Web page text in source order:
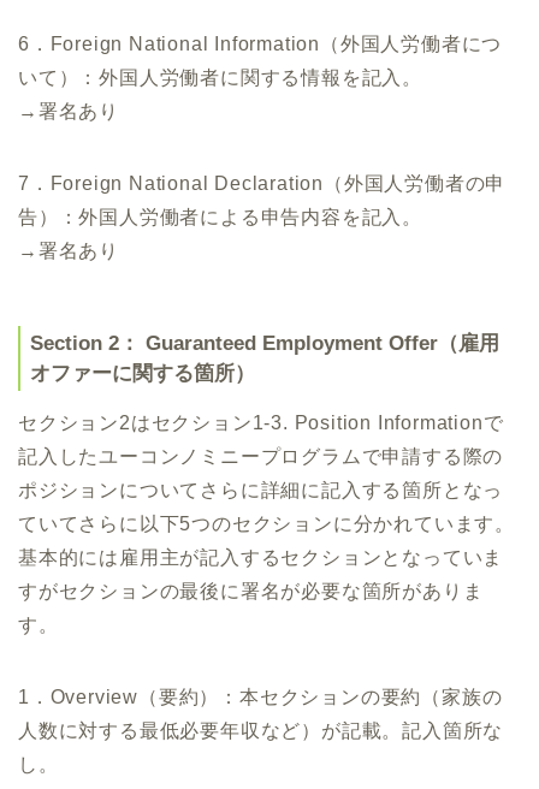
6．Foreign National Information（外国人労働者につ
いて）：外国人労働者に関する情報を記入。
→署名あり
7．Foreign National Declaration（外国人労働者の申
告）：外国人労働者による申告内容を記入。
→署名あり
Section 2： Guaranteed Employment Offer（雇用
オファーに関する箇所）
セクション2はセクション1-3. Position Informationで
記入したユーコンノミニープログラムで申請する際の
ポジションについてさらに詳細に記入する箇所となっ
ていてさらに以下5つのセクションに分かれています。
基本的には雇用主が記入するセクションとなっていま
すがセクションの最後に署名が必要な箇所がありま
す。
1．Overview（要約）：本セクションの要約（家族の
人数に対する最低必要年収など）が記載。記入箇所な
し。